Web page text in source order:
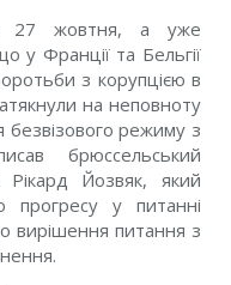
27 жовтня, а уже
у Франції та Бельгії
з корупцією в
на неповноту
безвізового режиму з
брюссельський
Йозвяк, який
у питанні
вирішення питання з